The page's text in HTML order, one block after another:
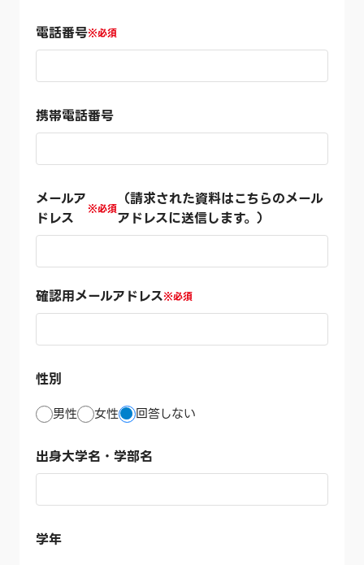
電話番号※必須
携帯電話番号
メールア
ドレス
※必須 （請求された資料はこちらのメール
アドレスに送信します。）
確認用メールアドレス※必須
性別
男性 女性 回答しない
出身大学名・学部名
学年